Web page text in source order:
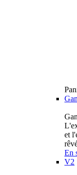
et
En
V2